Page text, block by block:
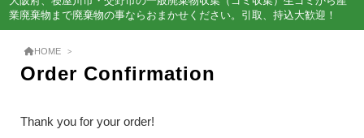
業廃棄物まで廃棄物の事ならおまかせください。引取、持込大歓迎！
HOME
Order Confirmation
Thank you for your order!